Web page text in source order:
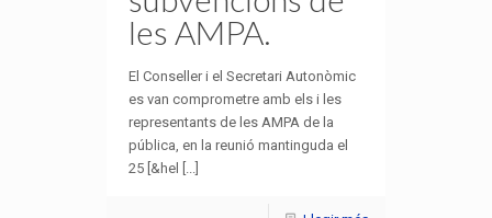
les AMPA.
El Conseller i el Secretari Autonòmic
es van comprometre amb els i les
representants de les AMPA de la
pública, en la reunió mantinguda el
25 [&hel [...]